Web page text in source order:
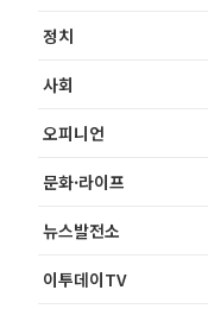
정치
사회
오피니언
문화·라이프
뉴스발전소
이투데이TV